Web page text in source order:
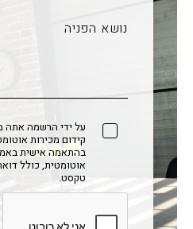
על ידי הרשמה אתה
קידום מכירות
בהתאמה אישית
אוטומטית, כולל
טקסט.